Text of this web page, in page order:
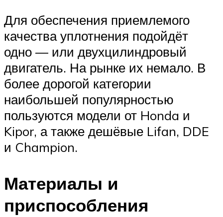
Для обеспечения приемлемого
качества уплотнения подойдёт
одно — или двухцилиндровый
двигатель. На рынке их немало. В
более дорогой категории
наибольшей популярностью
пользуются модели от Honda и
Kipor, а также дешёвые Lifan, DDE
и Champion.
Материалы и
приспособления